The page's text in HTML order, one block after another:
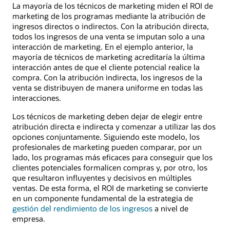
La mayoría de los técnicos de marketing miden el ROI de
marketing de los programas mediante la atribución de
ingresos directos o indirectos. Con la atribución directa,
todos los ingresos de una venta se imputan solo a una
interacción de marketing. En el ejemplo anterior, la
mayoría de técnicos de marketing acreditaría la última
interacción antes de que el cliente potencial realice la
compra. Con la atribución indirecta, los ingresos de la
venta se distribuyen de manera uniforme en todas las
interacciones.
Los técnicos de marketing deben dejar de elegir entre
atribución directa e indirecta y comenzar a utilizar las dos
opciones conjuntamente. Siguiendo este modelo, los
profesionales de marketing pueden comparar, por un
lado, los programas más eficaces para conseguir que los
clientes potenciales formalicen compras y, por otro, los
que resultaron influyentes y decisivos en múltiples
ventas. De esta forma, el ROI de marketing se convierte
en un componente fundamental de la estrategia de
gestión del rendimiento de los ingresos a nivel de
empresa.